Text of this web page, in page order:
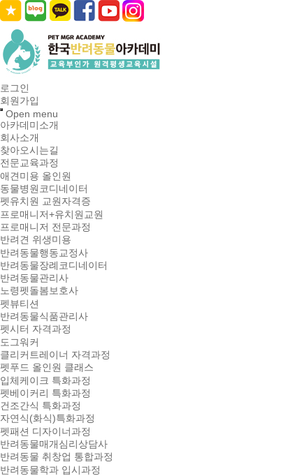
로그인
회원가입
Open menu
아카데미소개
회사소개
찾아오시는길
전문교육과정
애견미용 올인원
동물병원코디네이터
펫유치원 교원자격증
프로매니저+유치원교원
프로매니저 전문과정
반려견 위생미용
반려동물행동교정사
반려동물장례코디네이터
반려동물관리사
노령펫돌봄보호사
펫뷰티션
반려동물식품관리사
펫시터 자격과정
도그워커
클리커트레이너 자격과정
펫푸드 올인원 클래스
입체케이크 특화과정
펫베이커리 특화과정
건조간식 특화과정
자연식(화식)특화과정
펫패션 디자이너과정
반려동물매개심리상담사
반려동물 취창업 통합과정
반려동물학과 입시과정